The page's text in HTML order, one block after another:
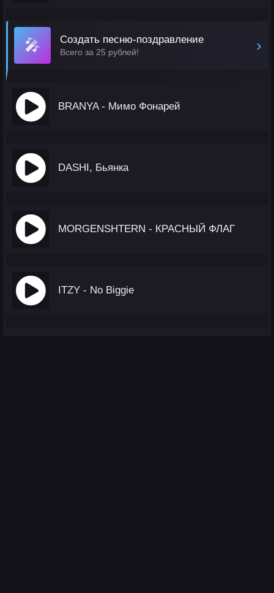
🎤 Создать песню-поздравление
Всего за 25 рублей! ›
BRANYA - Мимо Фонарей
DASHI, Бьянка
MORGENSHTERN - КРАСНЫЙ ФЛАГ
ITZY - No Biggie